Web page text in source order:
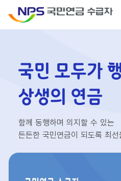
함께 동행하며 의지할 수 있는
든든한 국민연금이 되도록 최